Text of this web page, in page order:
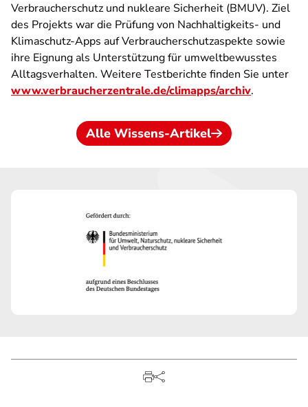
Verbraucherschutz und nukleare Sicherheit (BMUV). Ziel
des Projekts war die Prüfung von Nachhaltigkeits- und
Klimaschutz-Apps auf Verbraucherschutzaspekte sowie
ihre Eignung als Unterstützung für umweltbewusstes
Alltagsverhalten. Weitere Testberichte finden Sie unter
www.verbraucherzentrale.de/climapps/archiv.
Alle Wissens-Artikel